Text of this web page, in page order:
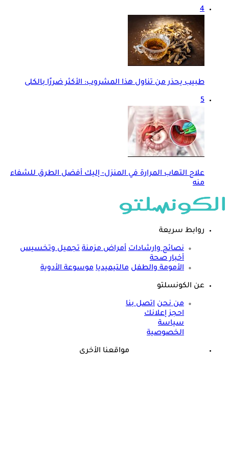
4
طبيب يحذر من تناول هذا المشروب: الأكثر ضررًا بالكلى
5
علاج التهاب المرارة في المنزل- إليك أفضل الطرق للشفاء
منه
روابط سريعة
نصائح وارشادات أمراض مزمنة تجميل وتخسيس
أخبار صحة
الأمومة والطفل مالتيميديا موسوعة الأدوية
عن الكونسلتو
من نحن اتصل بنا
احجز إعلانك
سياسة
الخصوصية
مواقعنا الأخرى